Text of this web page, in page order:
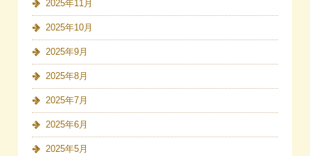
2025年11月
2025年10月
2025年9月
2025年8月
2025年7月
2025年6月
2025年5月